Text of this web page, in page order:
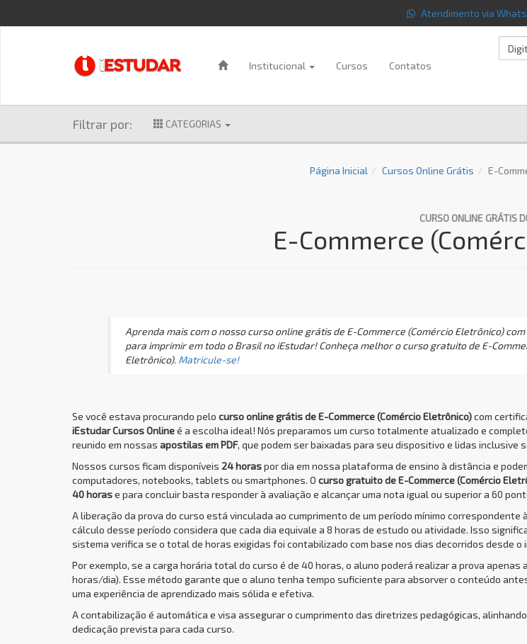
Atendimento via
Institucional Cursos Contatos
Filtrar por: CATEGORIAS
Página Inicial Cursos Online Grátis E-
CURSO ONLINE GRÁTIS
E-Commerce
Aprenda mais com o nosso curso online grátis de E-Commerce (Comércio Eletrônico)
para imprimir em todo o Brasil no iEstudar! Conheça melhor o curso gratuito de E-
Eletrônico). Matricule-se!
Se você estava procurando pelo curso online grátis de E-Commerce (Comércio Eletrônico)com
iEstudar Cursos Onlineé a escolha ideal! Nós preparamos um curso totalmente atualizado e
reunido em nossas apostilas em PDF, que podem ser baixadas para seu dispositivo e lidas inclusive
Nossos cursos ficam disponíveis 24 horaspor dia em nossa plataforma de ensino à distância e
computadores, notebooks, tablets ou smartphones. O curso gratuito de E-Commerce (Comércio
40 horase para concluir basta responder à avaliação e alcançar uma nota igual ou superior a 60
A liberação da prova do curso está vinculada ao cumprimento de um período mínimo correspondente
cálculo desse período considera que cada dia equivale a 8 horas de estudo ou atividade. Isso
sistema verifica se o total de horas exigidas foi contabilizado com base nos dias decorridos desde o
Por exemplo, se a carga horária total do curso é de 40 horas, o aluno poderá realizar a prova apenas
horas/dia). Esse método garante que o aluno tenha tempo suficiente para absorver o conteúdo
uma experiência de aprendizado mais sólida e efetiva.
A contabilização é automática e visa assegurar o cumprimento das diretrizes pedagógicas,
dedicação prevista para cada curso.